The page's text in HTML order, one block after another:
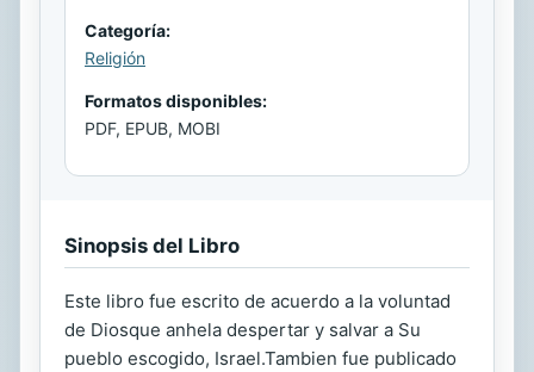
Categoría:
Religión
Formatos disponibles:
PDF, EPUB, MOBI
Sinopsis del Libro
Este libro fue escrito de acuerdo a la voluntad
de Diosque anhela despertar y salvar a Su
pueblo escogido, Israel.Tambien fue publicado